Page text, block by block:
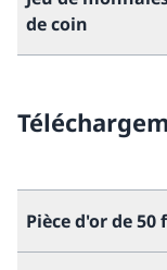
de coin
Pièce d'or de